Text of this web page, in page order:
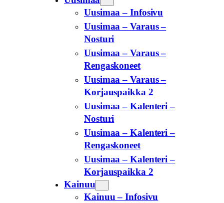
Uusimaa – Infosivu
Uusimaa – Varaus –
Nosturi
Uusimaa – Varaus –
Rengaskoneet
Uusimaa – Varaus –
Korjauspaikka 2
Uusimaa – Kalenteri –
Nosturi
Uusimaa – Kalenteri –
Rengaskoneet
Uusimaa – Kalenteri –
Korjauspaikka 2
Kainuu
Kainuu – Infosivu